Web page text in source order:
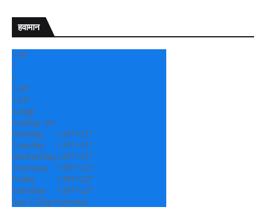
हवामान
+29
°
C
+29°
+22°
Sangli
Sunday, 09
Monday
+29°+21°
Tuesday
+29°+21°
Wednesday+29°+21°
Thursday
+28°+22°
Friday
+28°+22°
Saturday
+28°+22°
See 7-Day Forecast